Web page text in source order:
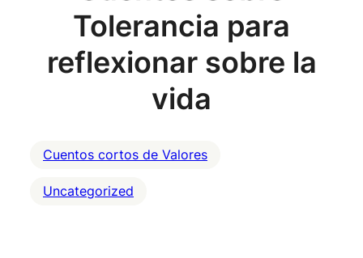
Tolerancia para
reflexionar sobre la
vida
Cuentos cortos de Valores
Uncategorized